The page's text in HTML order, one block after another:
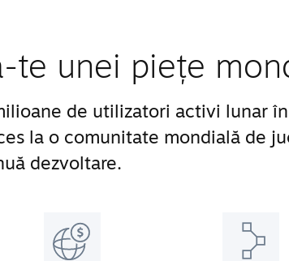
te unei piețe
de utilizatori activi lunar
la o comunitate mondială de
dezvoltare.